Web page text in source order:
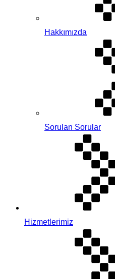
Hakkımızda
Sorulan Sorular
Hizmetlerimiz